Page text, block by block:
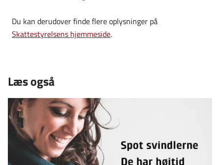
Du kan derudover finde flere oplysninger på
Skattestyrelsens hjemmeside.
Læs også